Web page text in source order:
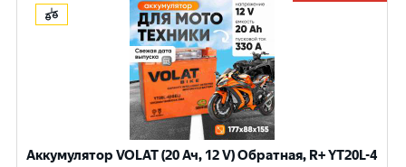
Аккумулятор VOLAT (20 Ач, 12 V) Обратная, R+ YT20L-4